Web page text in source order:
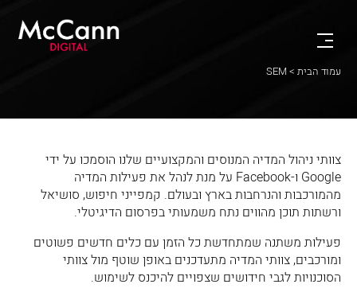
עמוד הבית > SEM
צוותי ניהול המדיה המנוסים והמקצועיים שלנו הוסמכו על ידי
Google ו-Facebook על מנת לנהל את פעילות המדיה
מהמורכבות והנרחבות בארץ ובעולם. קמפייני חיפוש, סושיאל
ורשתות תוכן מהווים נתח משמעותי בפרסום הדיגיטלי.
פעילות משתנה שמתחדשת כל הזמן עם כלים חדשים פשוטים
ומורכבים, צוותי המדיה מתעדכנים באופן שוטף מול צוותי
הסוכנויות לגבי חידושים שצפויים להיכנס לשימוש.